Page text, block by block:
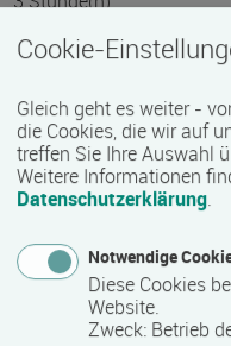
07.05.2026 - 10.12.2026
weitere Termine auf
Veranstaltungsbeginn:
Uhr. Konstituierende
TN-Zahl werden 1-3
Cookie-
Gleich geht es weiter -
die Cookies, die wir auf
treffen Sie Ihre Auswahl
Weitere Informationen
Datenschutzerklärung.
Notwendige
Diese Cookies
Website.
Zweck: Betrieb